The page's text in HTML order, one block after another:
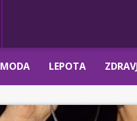
MODA LEPOTA